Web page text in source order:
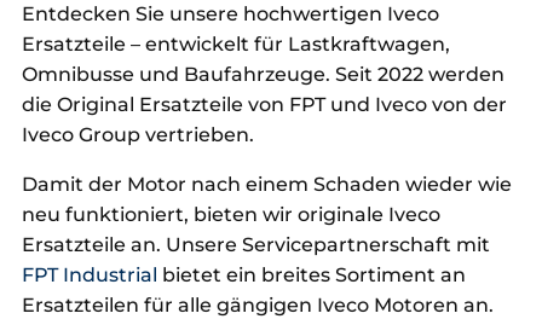
Entdecken Sie unsere hochwertigen Iveco
Ersatzteile – entwickelt für Lastkraftwagen,
Omnibusse und Baufahrzeuge. Seit 2022 werden
die Original Ersatzteile von FPT und Iveco von der
Iveco Group vertrieben.
Damit der Motor nach einem Schaden wieder wie
neu funktioniert, bieten wir originale Iveco
Ersatzteile an. Unsere Servicepartnerschaft mit
FPT Industrial bietet ein breites Sortiment an
Ersatzteilen für alle gängigen Iveco Motoren an.